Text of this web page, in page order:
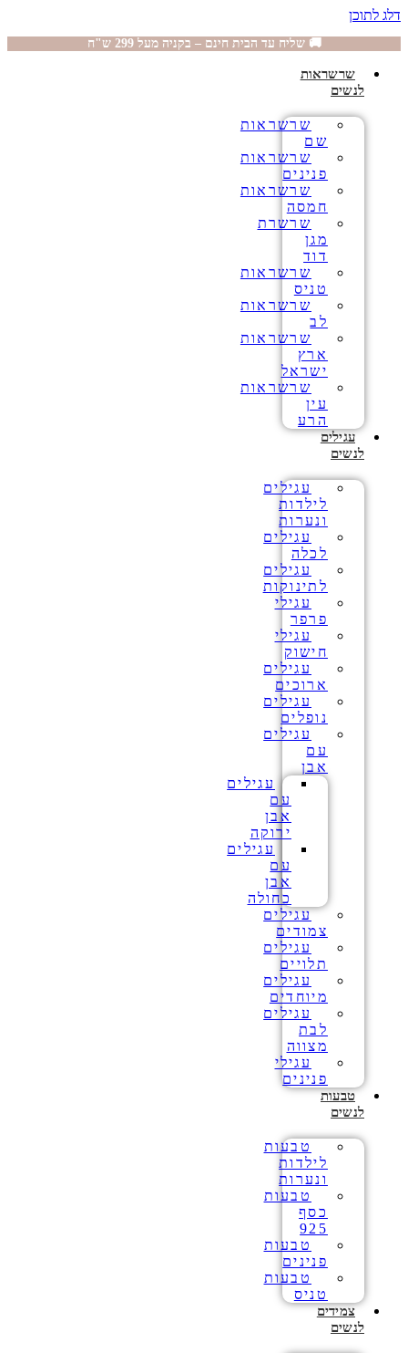
דלג לתוכן
🚚 שליח עד הבית חינם – בקניה מעל 299 ש"ח
שרשראות
לנשים
שרשראות
שם
שרשראות
פנינים
שרשראות
חמסה
שרשרת
מגן
דוד
שרשראות
טניס
שרשראות
לב
שרשראות
ארץ
ישראל
שרשראות
עין
הרע
עגילים
לנשים
עגילים
לילדות
ונערות
עגילים
לכלה
עגילים
לתינוקות
עגילי
פרפר
עגילי
חישוק
עגילים
ארוכים
עגילים
נופלים
עגילים
עם
אבן
עגילים
עם
אבן
ירוקה
עגילים
עם
אבן
כחולה
עגילים
צמודים
עגילים
תלויים
עגילים
מיוחדים
עגילים
לבת
מצווה
עגילי
פנינים
טבעות
לנשים
טבעות
לילדות
ונערות
טבעות
כסף
925
טבעות
פנינים
טבעות
טניס
צמידים
לנשים